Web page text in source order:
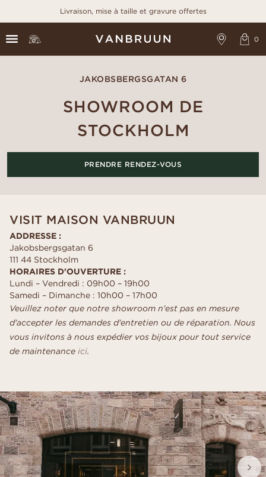
Livraison, mise à taille et gravure offertes
JAKOBSBERGSGATAN 6
SHOWROOM DE
STOCKHOLM
PRENDRE RENDEZ-VOUS
VISIT MAISON VANBRUUN
ADDRESSE :
Jakobsbergsgatan 6
111 44 Stockholm
HORAIRES D'OUVERTURE :
Lundi – Vendredi : 09h00 – 19h00
Samedi – Dimanche : 10h00 – 17h00
Veuillez noter que notre showroom n'est pas en mesure
d'accepter les demandes d'entretien ou de réparation. Nous
vous invitons à nous expédier vos bijoux pour tout service
de maintenance ici.